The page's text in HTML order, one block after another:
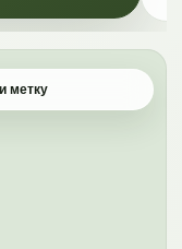
метку